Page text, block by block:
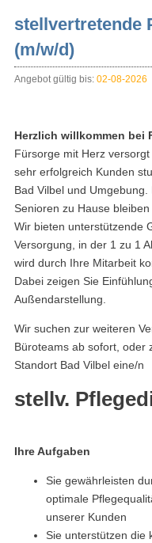
stellvertretende
(m/w/d)
Angebot gültig bis: 02-08-2026
Herzlich willkommen bei
Fürsorge mit Herz
sehr erfolgreich Kunden
Bad Vilbel und
Senioren zu Hause
Wir bieten unterstützende
Versorgung, in der 1 zu 1
wird durch Ihre Mitarbeit
Dabei zeigen Sie
Außendarstellung.
Wir suchen zur weiteren
Büroteams ab sofort, oder
Standort Bad Vilbel eine/n
stellv.
Ihre Aufgaben
Sie gewährleisten
optimale
unserer Kunden
Sie unterstützen die